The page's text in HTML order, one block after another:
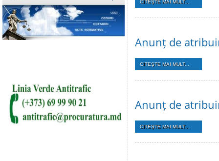
CITEŞTE MAI MULT...
Anunț de
CITEŞTE MAI MULT...
Anunț de
CITEŞTE MAI MULT...